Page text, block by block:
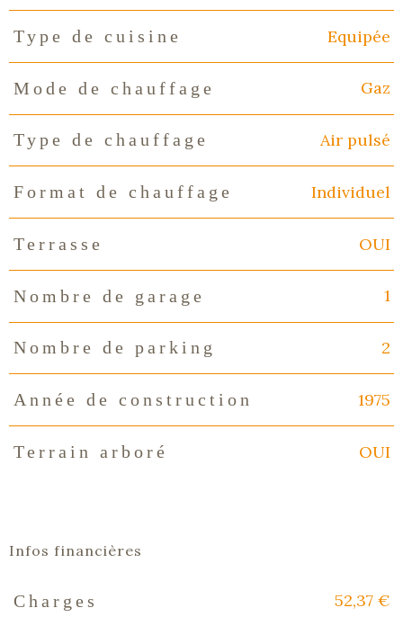
Type de cuisine Equipée
Mode de chauffage Gaz
Type de chauffage Air pulsé
Format de chauffage Individuel
Terrasse OUI
Nombre de garage 1
Nombre de parking 2
Année de construction 1975
Terrain arboré OUI
Infos financières
Caractéristiques
Charges 52,37 €